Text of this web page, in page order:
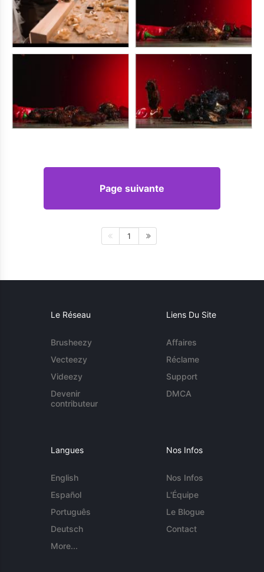
Page suivante
1
Le Réseau
Brusheezy
Vecteezy
Videezy
Devenir
contributeur
Liens Du Site
Affaires
Réclame
Support
DMCA
Langues
English
Español
Português
Deutsch
More...
Nos Infos
Nos Infos
L'Équipe
Le Blogue
Contact